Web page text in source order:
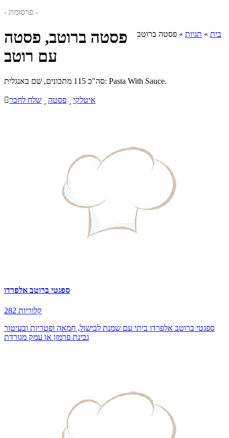
- פרסומת -
בית » תגיות » פסטה ברוטב
פסטה ברוטב, פסטה
עם רוטב
סה"כ 115 מתכונים, שם באנגלית: Pasta With Sauce.
שלח לחבר פסטה איטלקי
ספגטי ברוטב אלפרדו
282 קלוריות
ספגטי ברוטב אלפרדו ביתי עם שמנת לבישול, חמאה ופטריות ובעיטור
גבינת פרמזן או עמק מגורדת